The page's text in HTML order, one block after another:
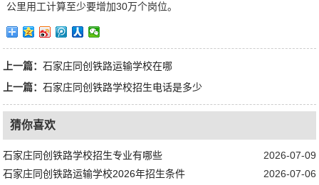
公里用工计算至少要增加30万个岗位。
上一篇：石家庄同创铁路运输学校在哪
上一篇：石家庄同创铁路学校招生电话是多少
猜你喜欢
2026-07-09
石家庄同创铁路学校招生专业有哪些
2026-07-06
石家庄同创铁路运输学校2026年招生条件